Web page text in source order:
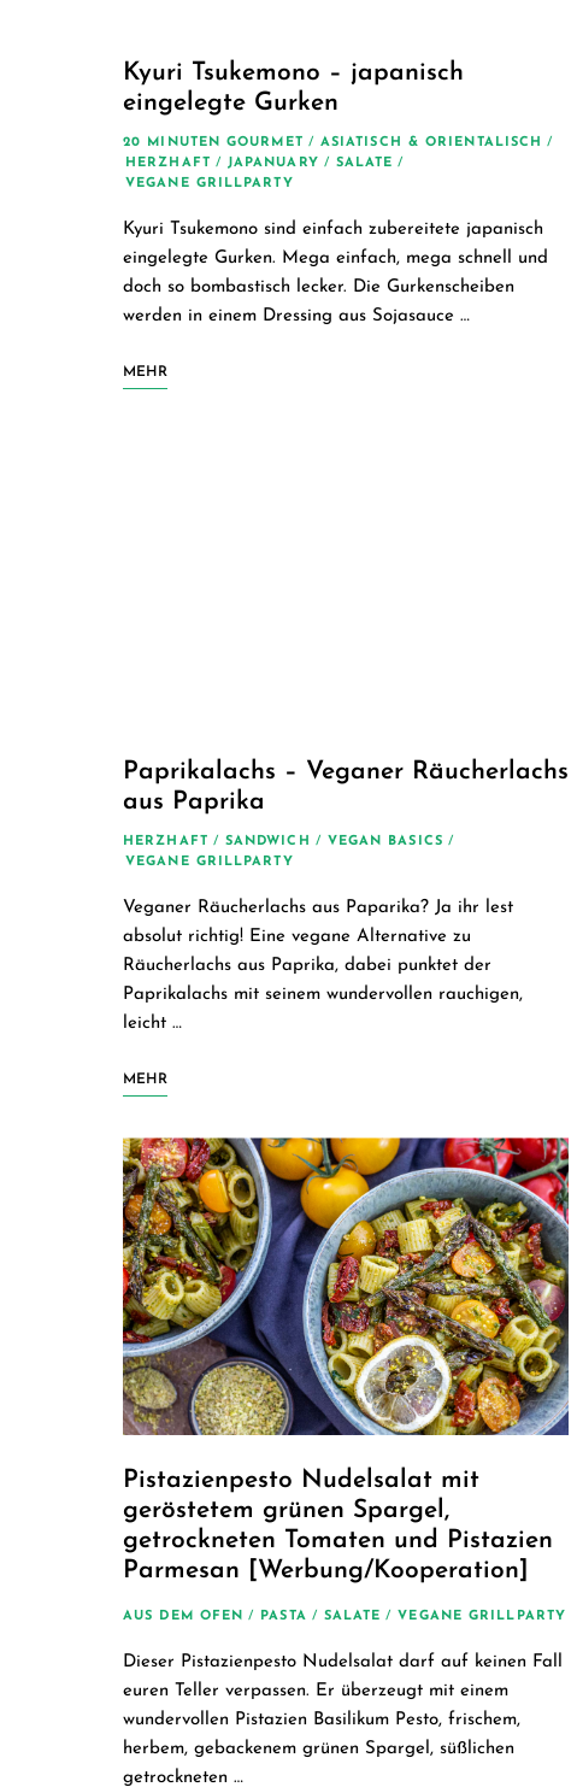
Kyuri Tsukemono – japanisch
eingelegte Gurken
20 MINUTEN GOURMET / ASIATISCH & ORIENTALISCH
/
HERZHAFT / JAPANUARY / SALATE /
VEGANE GRILLPARTY
Kyuri Tsukemono sind einfach zubereitete japanisch
eingelegte Gurken. Mega einfach, mega schnell und
doch so bombastisch lecker. Die Gurkenscheiben
werden in einem Dressing aus Sojasauce …
MEHR
Paprikalachs – Veganer Räucherlachs
aus Paprika
HERZHAFT / SANDWICH / VEGAN BASICS /
VEGANE GRILLPARTY
Veganer Räucherlachs aus Paparika? Ja ihr lest
absolut richtig! Eine vegane Alternative zu
Räucherlachs aus Paprika, dabei punktet der
Paprikalachs mit seinem wundervollen rauchigen,
leicht …
MEHR
Pistazienpesto Nudelsalat mit
geröstetem grünen Spargel,
getrockneten Tomaten und Pistazien
Parmesan [Werbung/Kooperation]
AUS DEM OFEN / PASTA / SALATE / VEGANE GRILLPARTY
Dieser Pistazienpesto Nudelsalat darf auf keinen Fall
euren Teller verpassen. Er überzeugt mit einem
wundervollen Pistazien Basilikum Pesto, frischem,
herbem, gebackenem grünen Spargel, süßlichen
getrockneten …